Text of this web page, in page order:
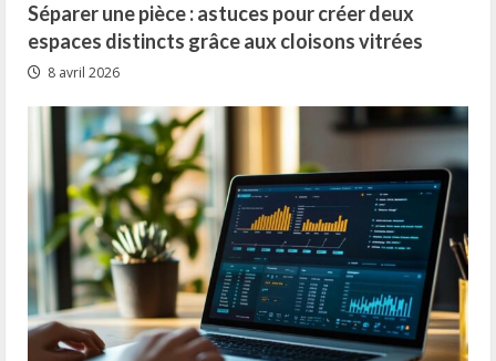
Séparer une pièce : astuces pour créer deux
espaces distincts grâce aux cloisons vitrées
8 avril 2026